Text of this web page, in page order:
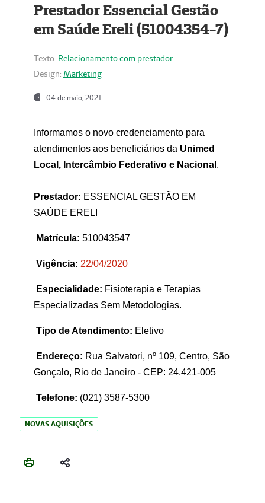
Prestador Essencial Gestão
em Saúde Ereli (51004354-7)
Texto: Relacionamento com prestador
Design: Marketing
04 de maio, 2021
Informamos o novo credenciamento para
atendimentos aos beneficiários da Unimed
Local, Intercâmbio Federativo e Nacional .
Prestador: ESSENCIAL GESTÃO EM
SAÚDE ERELI
Matrícula: 510043547
Vigência: 22/04/2020
Especialidade: Fisioterapia e Terapias
Especializadas Sem Metodologias.
Tipo de Atendimento: Eletivo
Endereço: Rua Salvatori, nº 109, Centro, São
Gonçalo, Rio de Janeiro - CEP: 24.421-005
Telefone: (021) 3587-5300
NOVAS AQUISIÇÕES